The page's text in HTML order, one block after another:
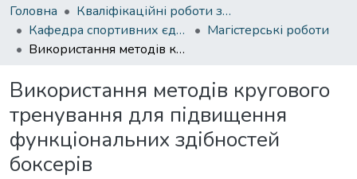
Головна
Кваліфікаційні роботи здобувачів вищої освіти
Кафедра спортивних єдиноборств та силових видів спорту
Магістерські роботи
Використання методів кругового тренування для підвищення функціональних здібностей боксерів
Використання методів кругового
тренування для підвищення
функціональних здібностей
боксерів